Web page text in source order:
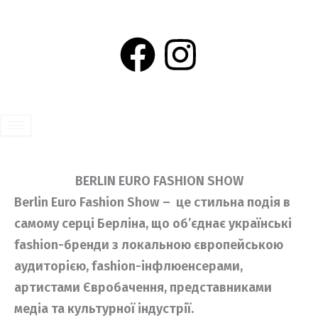
F
b
o
o
k
I
a
g
r
a
BERLIN EURO FASHION SHOW
Berlin Euro Fashion Show – це стильна подія в
самому серці Берліна, що об’єднає українські
fashion-бренди з локальною європейською
аудиторією, fashion-інфлюенсерами,
артистами Євробачення, представниками
медіа та культурної індустрії.